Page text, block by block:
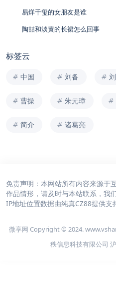
易烊千玺的女朋友是谁
陶喆和淡黄的长裙怎么回事
标签云
中国 刘备
曹操 朱元璋
简介 诸葛亮
免责声明：本网站所有内容来源于
作品情形，请及时与本站联系，我
IP地址位置数据由纯真CZ88提供支
微享网 Copyright © 2024.
秩信息科技有限公司